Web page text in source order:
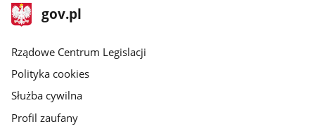
stopka
gov.plStrona
gov.pl
Rządowe Centrum Legislacji
Polityka cookies
Służba cywilna
Profil zaufany